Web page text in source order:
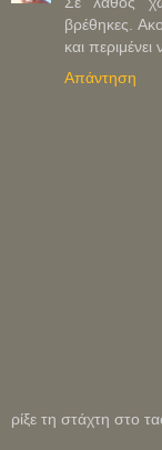
βρέθηκες.
και
Απάντηση
ρίξε τη στάχτη στο